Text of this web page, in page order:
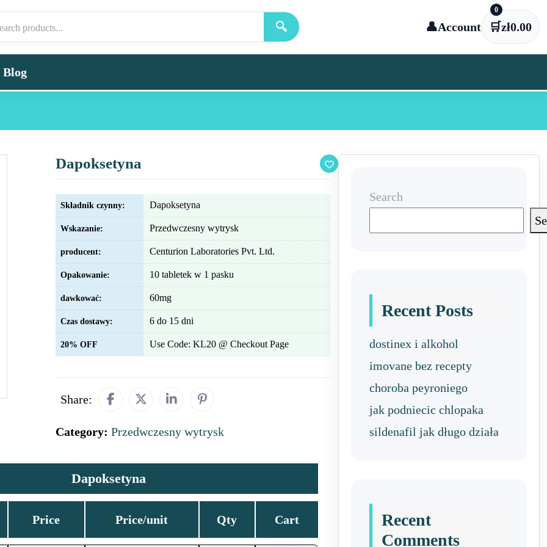
🔍 👤Account 🛒
0
zł0.00
Blog
Dapoksetyna
Składnik czynny: Dapoksetyna
Wskazanie: Przedwczesny wytrysk
producent: Centurion Laboratories Pvt. Ltd.
Opakowanie: 10 tabletek w 1 pasku
dawkować: 60mg
Czas dostawy: 6 do 15 dni
20% OFF Use Code: KL20 @ Checkout Page
Share:
Category: Przedwczesny wytrysk
Dapoksetyna
Price Price/unit Qty Cart
Search
Recent Posts
dostinex i alkohol
imovane bez recepty
choroba peyroniego
jak podniecic chlopaka
sildenafil jak długo działa
Recent
Comments